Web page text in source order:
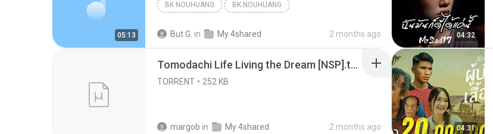
05:13
BK NOUHUANG BK NOUHUANG
But G. in My 4shared 2 months ago 04:32
Tomodachi Life Living the Dream [NSP].torrent
TORRENT 252 KB
margob in My 4shared 2 months ago 04:31